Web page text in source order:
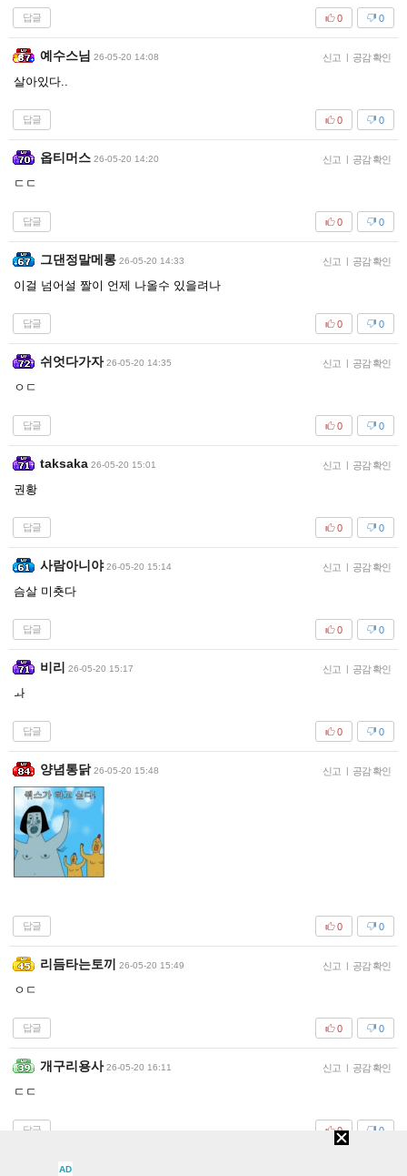
답글 0
0
예수스님 26-05-20 14:08 신고 | 공감 확인
살아있다..
답글 0
0
옵티머스 26-05-20 14:20 신고 | 공감 확인
ㄷㄷ
답글 0
0
그댄정말메롱 26-05-20 14:33 신고 | 공감 확인
이걸 넘어설 짤이 언제 나올수 있을려나
답글 0
0
쉬엇다가자 26-05-20 14:35 신고 | 공감 확인
ㅇㄷ
답글 0
0
taksaka 26-05-20 15:01 신고 | 공감 확인
권황
답글 0
0
사람아니야 26-05-20 15:14 신고 | 공감 확인
슴살 미춋다
답글 0
0
비리 26-05-20 15:17 신고 | 공감 확인
ㅘ
답글 0
0
양념통닭 26-05-20 15:48 신고 | 공감 확인
답글 0
0
리듬타는토끼 26-05-20 15:49 신고 | 공감 확인
ㅇㄷ
답글 0
0
개구리용사 26-05-20 16:11 신고 | 공감 확인
ㄷㄷ
답글 0
0
나효리
AD